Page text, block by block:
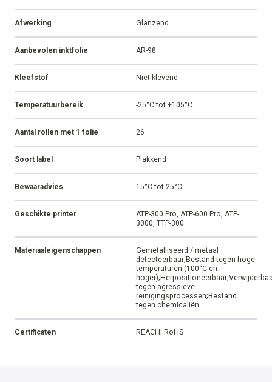
Afwerking Glanzend
Aanbevolen inktfolie AR-98
Kleefstof Niet klevend
Temperatuurbereik -25°C tot +105°C
Aantal rollen met 1 folie 26
Soort label Plakkend
Bewaaradvies 15°C tot 25°C
Geschikte printer
ATP-300 Pro, ATP-600 Pro, ATP-
3000, TTP-300
Materiaaleigenschappen
Gemetalliseerd / metaal
detecteerbaar;Bestand tegen hoge
temperaturen (100°C en
tegen agressieve
reinigingsprocessen;Bestand
tegen chemicaliën
Certificaten REACH; RoHS